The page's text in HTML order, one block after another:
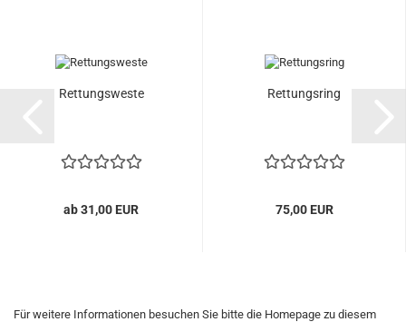
Rettungsweste
ab 31,00 EUR
Rettungsring
75,00 EUR
Für weitere Informationen besuchen Sie bitte die Homepage zu diesem